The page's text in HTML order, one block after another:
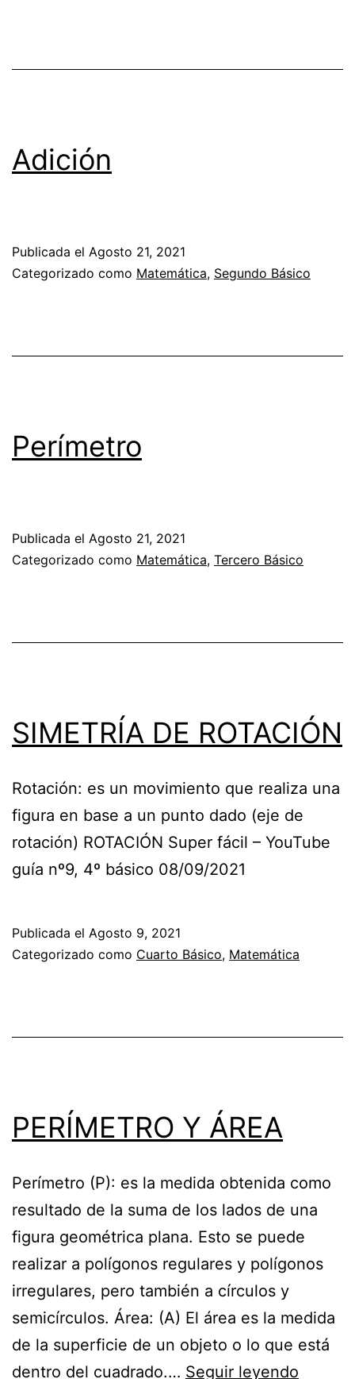
Adición
Publicada el Agosto 21, 2021
Categorizado como Matemática, Segundo Básico
Perímetro
Publicada el Agosto 21, 2021
Categorizado como Matemática, Tercero Básico
SIMETRÍA DE ROTACIÓN
Rotación: es un movimiento que realiza una
figura en base a un punto dado (eje de
rotación) ROTACIÓN Super fácil – YouTube
guía nº9, 4º básico 08/09/2021
Publicada el Agosto 9, 2021
Categorizado como Cuarto Básico, Matemática
PERÍMETRO Y ÁREA
Perímetro (P): es la medida obtenida como
resultado de la suma de los lados de una
figura geométrica plana. Esto se puede
realizar a polígonos regulares y polígonos
irregulares, pero también a círculos y
semicírculos. Área: (A) El área es la medida
de la superficie de un objeto o lo que está
dentro del cuadrado.… Seguir leyendo